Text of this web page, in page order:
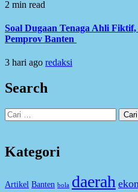
2 min read
Soal Dugaan Tenaga Ahli
Pemprov Banten
3 hari ago redaksi
Search
Cari
untuk:
Kategori
Artikel Banten bola daerah